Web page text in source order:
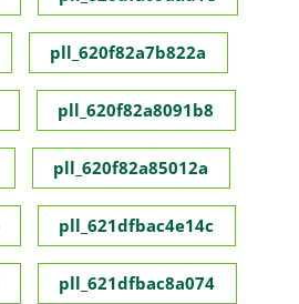
pll_620f82a7b822a
pll_620f82a8091b8
pll_620f82a85012a
pll_621dfbac4e14c
pll_621dfbac8a074